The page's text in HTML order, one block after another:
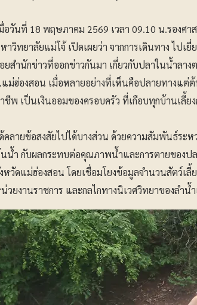
อวันที่ 18 พฤษภาคม 2569 เวลา 09.10 น.รองศ
าวิทยาลัยแม่โจ้ เปิดเผยว่า จากการเดินทาง ไป
ยสำนักข่าวที่ออกข่าวกันมา เกี่ยวกับปลาในน้ำลา
แม่ฮ่องสอน เมื่อหลายอย่างที่เห็นคือปลายทางแต่
ชีพ เป็นเงินออมของครอบครัว ที่เกือบทุกบ้านเ
คลายข้อสงสัยไปได้บางส่วน ด้วยความสัมพันธ์ระ
น้ำ กับผลกระทบต่อคุณภาพน้ำและการตายของป
หวัดแม่ฮ่องสอน โดยเชื่อมโยงข้อมูลจำนวนสัตว์เ
วยงานราชการ และกลไกทางนิเวศวิทยาของลำน้